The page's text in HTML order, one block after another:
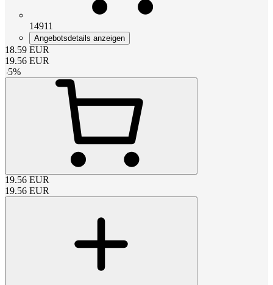
14911
Angebotsdetails anzeigen
18.59 EUR
19.56 EUR
-5%
19.56 EUR
19.56 EUR